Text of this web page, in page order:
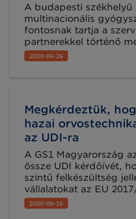
A budapesti székhelyű
multinacionális
fontosnak tartja a
partnerekkel történő
információáramlást,
innovációk átgondolt,
automatizálására.
2020-06-26
Megkérdeztük,
hazai
az UDI-ra
A GS1 Magyarország
össze UDI kérdőívét,
szintű felkészültség
vállalatokat az EU
által megfogalmazott
teljesítésében és
2020-06-16